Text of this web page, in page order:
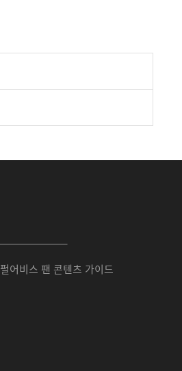
N
E
펄어비스 팬 콘텐츠 가이드